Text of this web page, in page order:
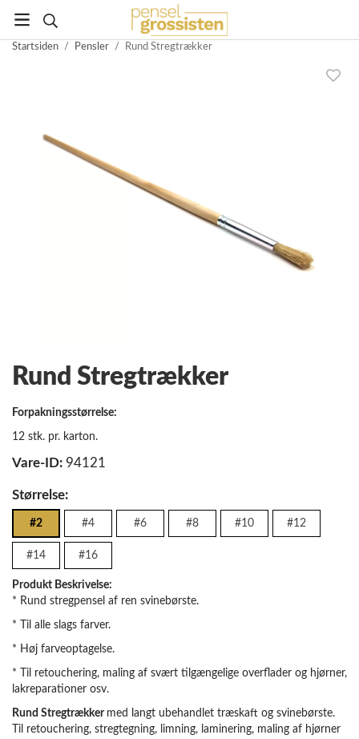
Startsiden / Pensler / Rund Stregtrækker
Rund Stregtrækker
Forpakningsstørrelse:
12 stk. pr. karton.
Vare-ID: 94121
Størrelse:
#2 #4 #6 #8 #10 #12
#14 #16
Produkt Beskrivelse:
* Rund stregpensel af ren svinebørste.
* Til alle slags farver.
* Høj farveoptagelse.
* Til retouchering, maling af svært tilgængelige overflader og hjørner,
lakreparationer osv.
Rund Stregtrækker med langt ubehandlet træskaft og svinebørste.
Til retouchering, stregtegning, limning, laminering, maling af hjørner